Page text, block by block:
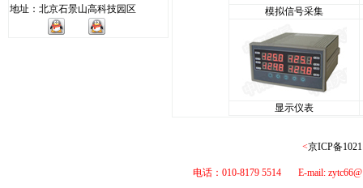
地址：北京石景山高科技园区 模拟信号采集
显示仪表
<京ICP备
电话：010-8179 5514 E-mail: